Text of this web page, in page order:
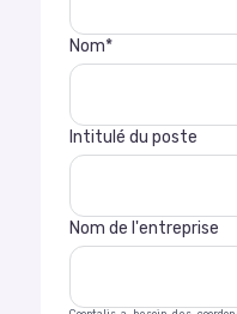
Nom*
Intitulé du poste
Nom de l'entreprise